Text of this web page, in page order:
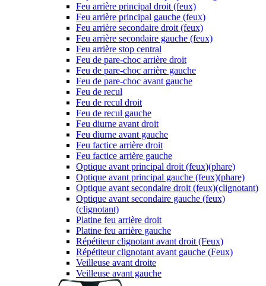
Feu arrière principal droit (feux)
Feu arrière principal gauche (feux)
Feu arrière secondaire droit (feux)
Feu arrière secondaire gauche (feux)
Feu arrière stop central
Feu de pare-choc arrière droit
Feu de pare-choc arrière gauche
Feu de pare-choc avant gauche
Feu de recul
Feu de recul droit
Feu de recul gauche
Feu diurne avant droit
Feu diurne avant gauche
Feu factice arrière droit
Feu factice arrière gauche
Optique avant principal droit (feux)(phare)
Optique avant principal gauche (feux)(phare)
Optique avant secondaire droit (feux)(clignotant)
Optique avant secondaire gauche (feux)
(clignotant)
Platine feu arrière droit
Platine feu arrière gauche
Répétiteur clignotant avant droit (Feux)
Répétiteur clignotant avant gauche (Feux)
Veilleuse avant droite
Veilleuse avant gauche